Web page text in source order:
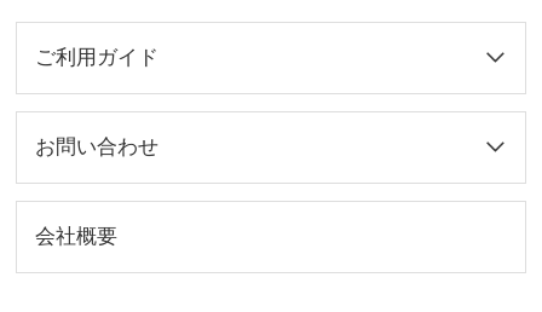
ご利用ガイド
お問い合わせ
会社概要